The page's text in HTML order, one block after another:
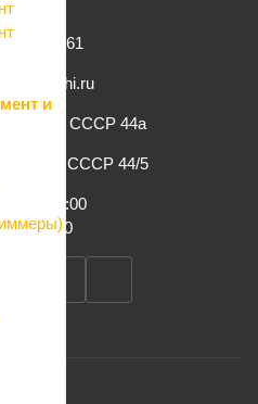
и
261-61-61
sochi.ru
СССР 44а
СССР 44/5
– 19:00
– 17:00